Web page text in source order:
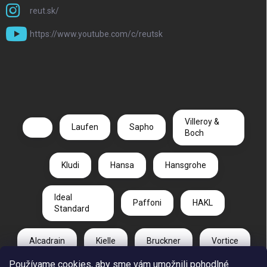
Používame cookies, aby sme vám umožnili pohodlné
reut.sk/
https://www.youtube.com/c/reutsk
Laufen Sapho
Villeroy &
Boch
Kludi Hansa Hansgrohe
Ideal
Standard
Paffoni HAKL
Alcadrain Kielle Bruckner Vortice